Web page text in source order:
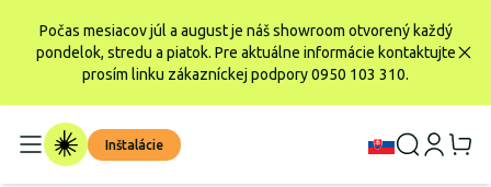
Počas mesiacov júl a august je náš showroom otvorený každý
pondelok, stredu a piatok. Pre aktuálne informácie kontaktujte
prosím linku zákazníckej podpory 0950 103 310.
Inštalácie